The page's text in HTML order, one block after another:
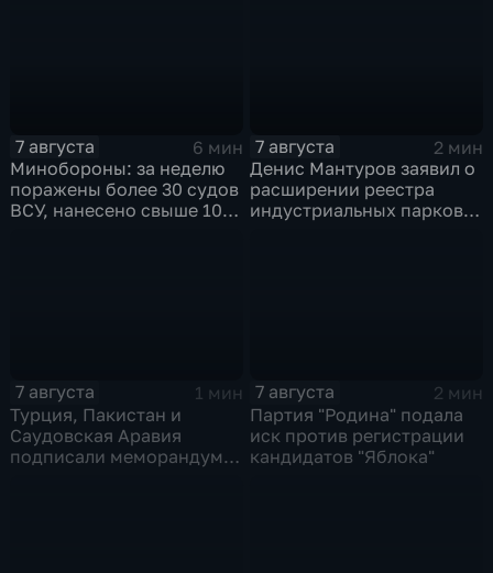
7 августа
6 мин
Минобороны: за неделю
поражены более 30 судов
ВСУ, нанесено свыше 10
7 августа
2 мин
Денис Мантуров заявил о
расширении реестра
индустриальных парков в
7 августа
1 мин
Турция, Пакистан и
Саудовская Аравия
подписали меморандум о
7 августа
2 мин
Партия "Родина" подала
иск против регистрации
кандидатов "Яблока"